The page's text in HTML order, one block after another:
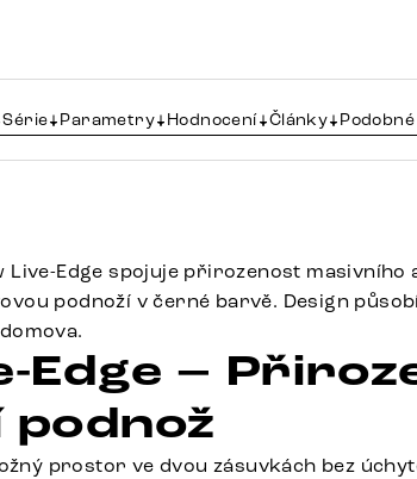
Série Parametry Hodnocení Články
Live-Edge spojuje přirozenost masivního
podnoží v černé barvě. Design
Edge –
prostor ve dvou zásuvkách bez